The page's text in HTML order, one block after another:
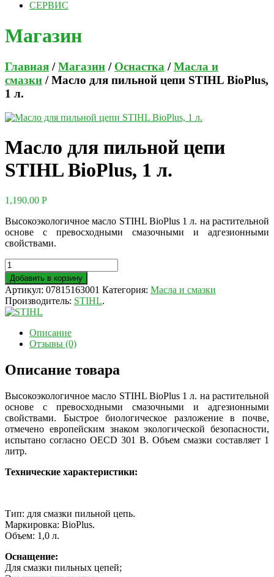
СЕРВИС
Магазин
Главная /Магазин / Оснастка /Масла и
смазки / Масло для пильной цепи STIHL BioPlus,
1 л.
Масло для пильной цепи
STIHL BioPlus, 1 л.
1,190.00 Р
Высокоэкологичное масло STIHL BioPlus 1 л. на растительной
основе с превосходными смазочными и адгезионными
свойствами.
Добавить в корзину
Артикул: 07815163001 Категория: Масла и смазки
Производитель: STIHL.
Описание
Отзывы (0)
Описание товара
Высокоэкологичное масло STIHL BioPlus 1 л. на растительной
основе с превосходными смазочными и адгезионными
свойствами. Быстрое биологическое разложение в почве,
отмечено европейским знаком экологической безопасности,
испытано согласно OECD 301 B. Объем смазки составляет 1
литр.
Технические характеристики:
Тип: для смазки пильной цепь.
Маркировка: BioPlus.
Объем: 1,0 л.
Оснащение:
Для смазки пильных цепей;